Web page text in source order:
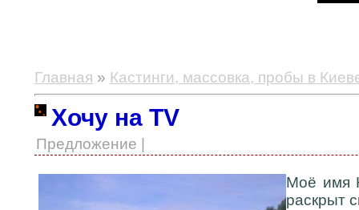
Главная » Кастинги, массовка, пробы в
Хочу на ТV
Предложение |
Моё имя
раскрыт